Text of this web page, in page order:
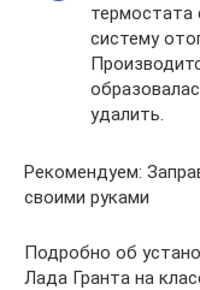
термостата
систему
удалить.
Рекомендуем:
своими руками
Подробно об
Лада Гранта на